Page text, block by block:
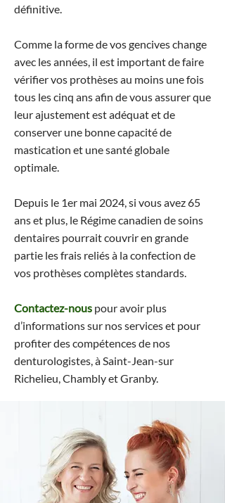
définitive.
Comme la forme de vos gencives change
avec les années, il est important de faire
vérifier vos prothèses au moins une fois
tous les cinq ans afin de vous assurer que
leur ajustement est adéquat et de
conserver une bonne capacité de
mastication et une santé globale
optimale.
Depuis le 1er mai 2024, si vous avez 65
ans et plus, le Régime canadien de soins
dentaires pourrait couvrir en grande
partie les frais reliés à la confection de
vos prothèses complètes standards.
Contactez-nous pour avoir plus
d’informations sur nos services et pour
profiter des compétences de nos
denturologistes, à Saint-Jean-sur
Richelieu, Chambly et Granby.